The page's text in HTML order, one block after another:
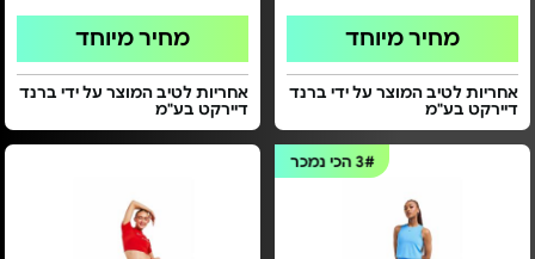
מחיר מיוחד
אחריות לטיב המוצר על ידי ברנד
דיירקט בע"מ
מחיר מיוחד
אחריות לטיב המוצר על ידי ברנד
דיירקט בע"מ
3# הכי נמכר